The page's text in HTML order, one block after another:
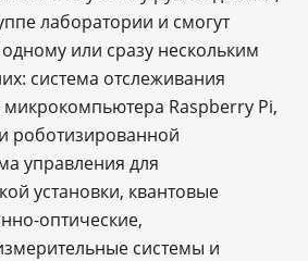
лаборатории и смогут
или сразу нескольким
система отслеживания
микрокомпьютера Raspberry Pi,
роботизированной
управления для
установки, квантовые
оптические,
системы и